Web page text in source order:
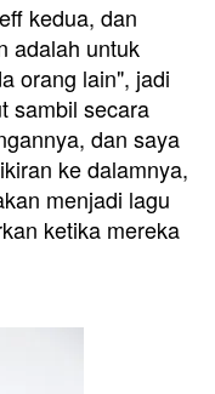
kedua, dan
adalah untuk
orang lain", jadi
sambil secara
dan saya
ke dalamnya,
menjadi lagu
ketika mereka